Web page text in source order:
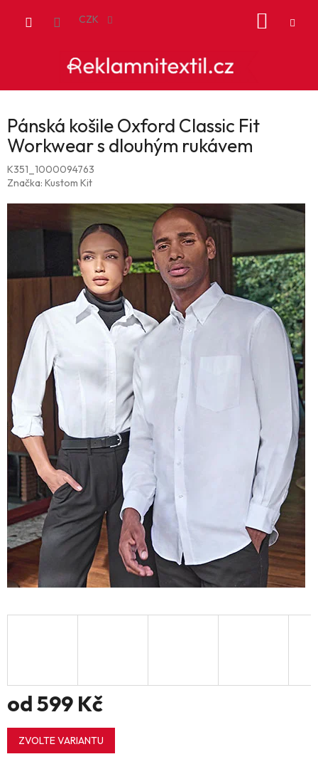
CZK
Pánská košile Oxford Classic Fit
Workwear s dlouhým rukávem
K351_1000094763
Značka: Kustom Kit
od599 Kč
Měrná
cena:
ZVOLTE VARIANTU